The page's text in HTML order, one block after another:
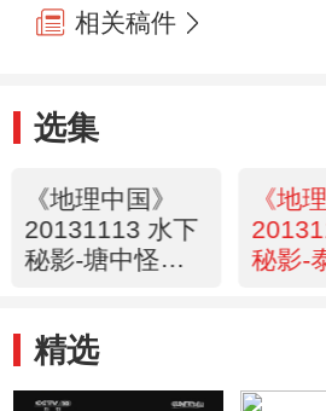
相关稿件
选集
《地理中国》
20131113 水下
秘影-塘中怪象
《地
秘影-
精选